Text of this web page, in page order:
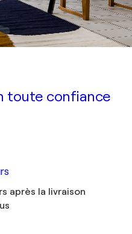
toute confiance
après la livraison